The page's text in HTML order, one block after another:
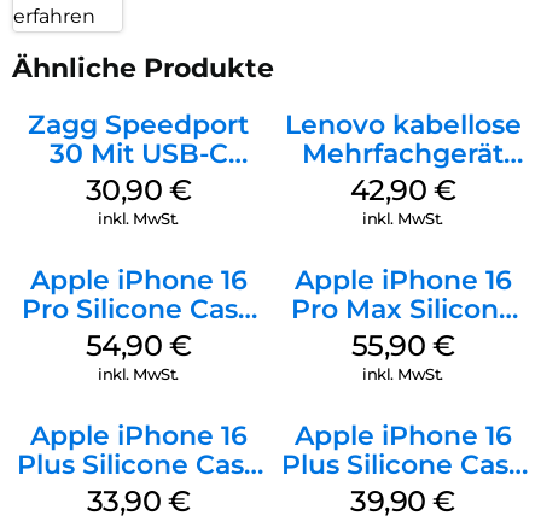
erfahren
Ähnliche Produkte
Zagg Speedport
30 Mit USB-C
Kabel Weiß
30,90 €
inkl. MwSt.
Lenovo kabellose
Mehrfachgerät
Luna Grey
42,90 €
inkl. MwSt.
Apple iPhone 16
Pro Silicone Case
MagSafe Black
54,90 €
inkl. MwSt.
Apple iPhone 16
Pro Max Silicone
Case MagSafe
Stone Gray
55,90 €
inkl. MwSt.
Apple iPhone 16
Plus Silicone Case
MagSafe Lake
33,90 €
Apple iPhone 16
Plus Silicone Case
MagSafe Plum
39,90€